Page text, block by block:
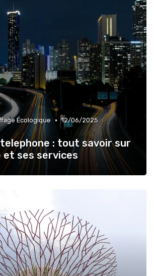
Écologique • 12/06/2025
: tout savoir sur
ses services